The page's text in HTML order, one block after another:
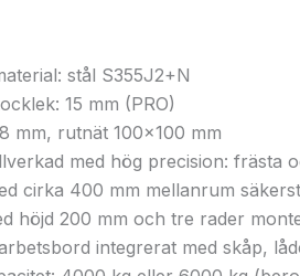
stål S355J2+N
15 mm (PRO)
mm, rutnät 100×100 mm
med hög precision: frästa
cirka 400 mm mellanrum
höjd 200 mm och tre rader
integrerat med skåp,